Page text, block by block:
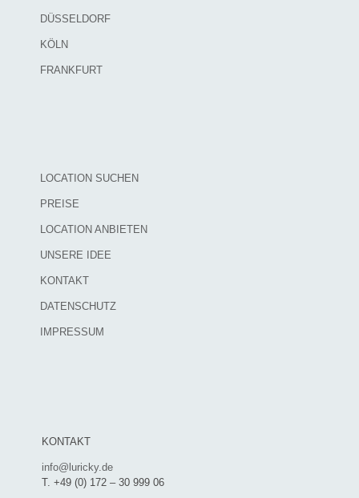
DÜSSELDORF
KÖLN
FRANKFURT
LOCATION SUCHEN
PREISE
LOCATION ANBIETEN
UNSERE IDEE
KONTAKT
DATENSCHUTZ
IMPRESSUM
KONTAKT
info@luricky.de
T. +49 (0) 172 – 30 999 06